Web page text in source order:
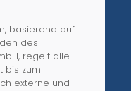
basierend auf
des
regelt alle
bis zum
externe und